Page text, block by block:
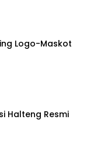
Logo-Maskot
Halteng Resmi